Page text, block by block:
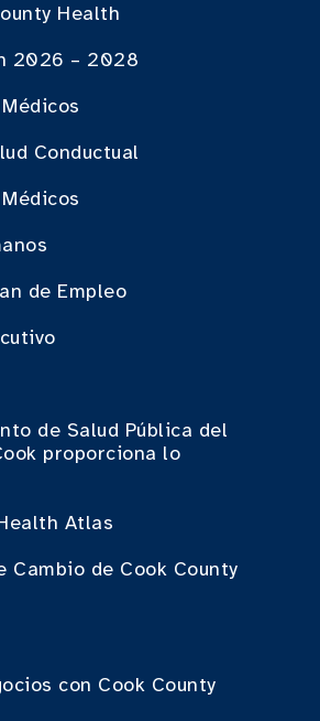
Health
2026 – 2028
Conductual
de Empleo
de Salud Pública del
proporciona lo
Atlas
de Cook County
con Cook County